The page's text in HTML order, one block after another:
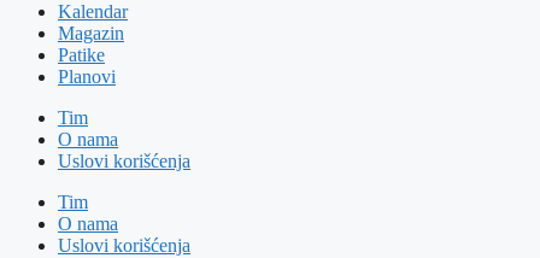
Kalendar
Magazin
Patike
Planovi
Tim
O nama
Uslovi korišćenja
Tim
O nama
Uslovi korišćenja